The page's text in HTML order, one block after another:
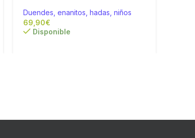
Duendes, enanitos, hadas, niños
€
Disponible